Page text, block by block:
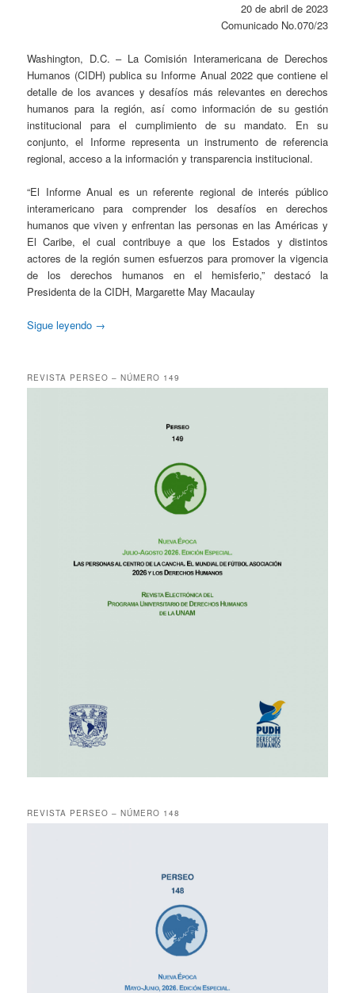
20 de abril de 2023
Comunicado No.070/23
Washington, D.C. – La Comisión Interamericana de Derechos
Humanos (CIDH) publica su Informe Anual 2022 que contiene el
detalle de los avances y desafíos más relevantes en derechos
humanos para la región, así como información de su gestión
institucional para el cumplimiento de su mandato. En su
conjunto, el Informe representa un instrumento de referencia
regional, acceso a la información y transparencia institucional.
“El Informe Anual es un referente regional de interés público
interamericano para comprender los desafíos en derechos
humanos que viven y enfrentan las personas en las Américas y
El Caribe, el cual contribuye a que los Estados y distintos
actores de la región sumen esfuerzos para promover la vigencia
de los derechos humanos en el hemisferio,” destacó la
Presidenta de la CIDH, Margarette May Macaulay
Sigue leyendo →
REVISTA PERSEO – NÚMERO 149
REVISTA PERSEO – NÚMERO 148